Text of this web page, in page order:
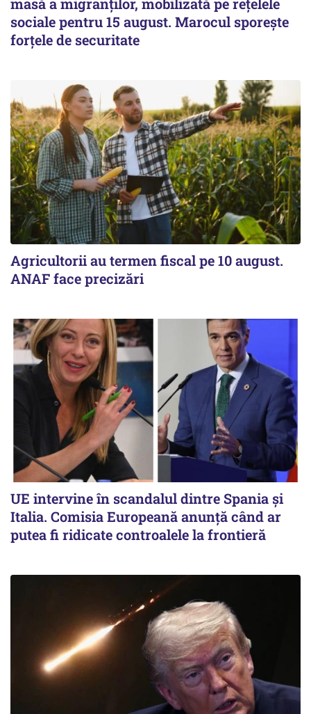
masă a migranților, mobilizată pe rețelele
sociale pentru 15 august. Marocul sporește
forțele de securitate
Agricultorii au termen fiscal pe 10 august.
ANAF face precizări
UE intervine în scandalul dintre Spania și
Italia. Comisia Europeană anunță când ar
putea fi ridicate controalele la frontieră